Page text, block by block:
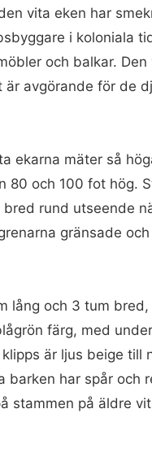
vita eken har
i koloniala
och balkar.
avgörande för de
ekarna mäter så
80 och 100 fot hög.
rund utseende
gränsade
lång och 3 tum
färg, med
är ljus beige till
barken har spår och
stammen på äldre